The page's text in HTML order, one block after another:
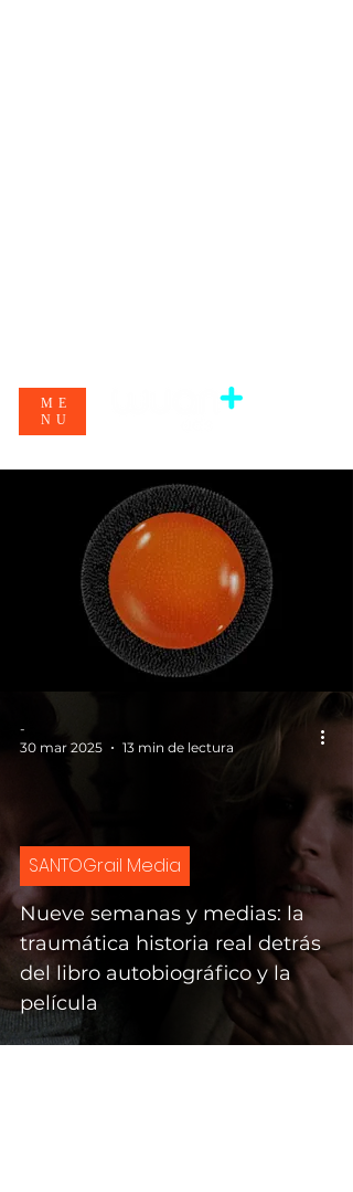
ME
NU
Nueve semanas y medias: la
traumática historia real detrás
del libro autobiográfico y la
película
SANTOGrail Media
-
30 mar 2025
13 min de lectura